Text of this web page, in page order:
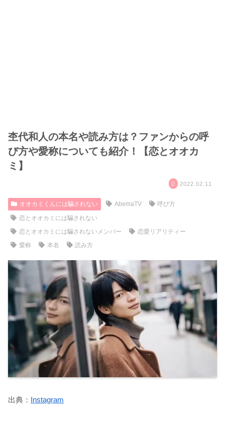
杢代和人の本名や読み方は？ファンからの呼
び方や愛称についても紹介！【恋とオオカ
ミ】
2022.02.11
オオカミくんには騙されない AbemaTV
呼び方
恋とオオカミには騙されない
恋とオオカミには騙されないメンバー
恋愛リアリティー
愛称
本名 読み方
出典： Instagram